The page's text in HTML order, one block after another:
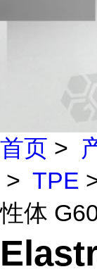
首页 >
> TPE
性体